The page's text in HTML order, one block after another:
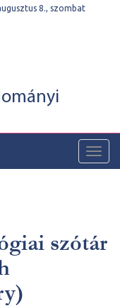
8., szombat
szótár